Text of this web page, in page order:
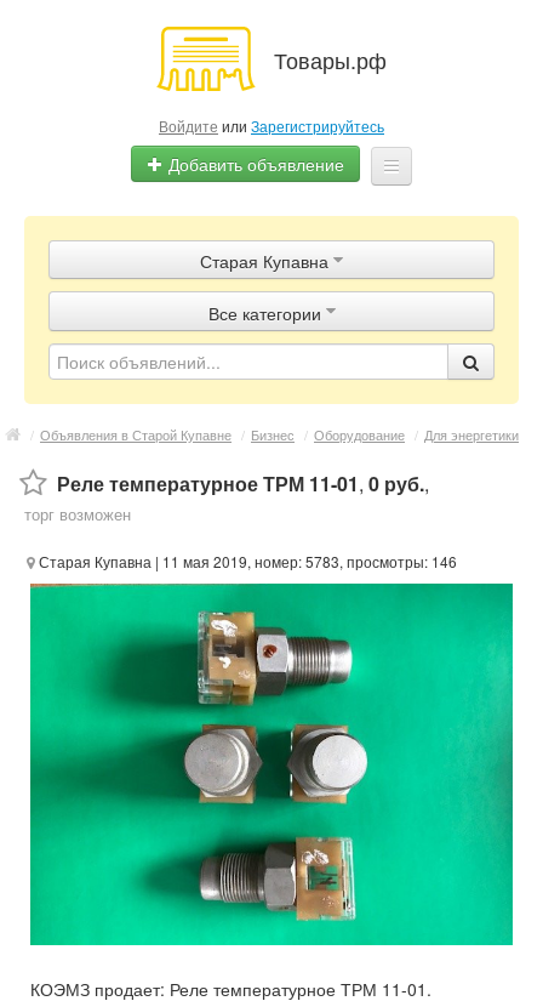
Товары.рф
Войдите или Зарегистрируйтесь
Добавить объявление
Объявления
Магазины
Контакты
Старая Купавна
Все категории
/ Объявления в Старой Купавне / Бизнес / Оборудование / Для энергетики
Реле температурное ТРМ 11-01, 0 руб.,
торг возможен
Старая Купавна | 11 мая 2019, номер: 5783, просмотры: 146
КОЭМЗ продает: Реле температурное ТРМ 11-01.